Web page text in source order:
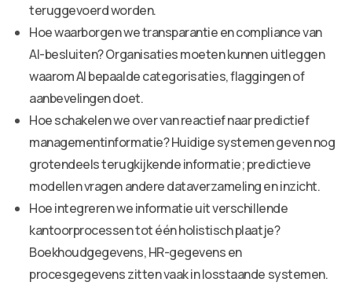
teruggevoerd worden.
Hoe waarborgen we transparantie en compliance van
AI-besluiten? Organisaties moeten kunnen uitleggen
waarom AI bepaalde categorisaties, flaggingen of
aanbevelingen doet.
Hoe schakelen we over van reactief naar predictief
managementinformatie? Huidige systemen geven nog
grotendeels terugkijkende informatie; predictieve
modellen vragen andere dataverzameling en inzicht.
Hoe integreren we informatie uit verschillende
kantoorprocessen tot één holistisch plaatje?
Boekhoudgegevens, HR-gegevens en
procesgegevens zitten vaak in losstaande systemen.